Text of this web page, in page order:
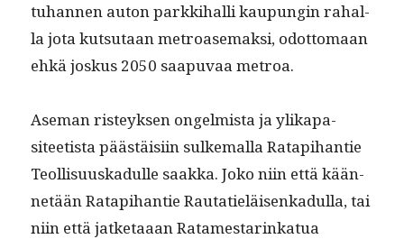
tuhan­nen auton parkki­hal­li kaupun­gin rahal­
la jota kut­su­taan metroase­mak­si, odot­tomaan
ehkä joskus 2050 saa­pu­vaa metroa.
Ase­man risteyk­sen ongelmista ja ylika­p­a­
siteetista päästäisi­in sulke­mal­la Rat­api­hantie
Teol­lisu­uskadulle saak­ka. Joko niin että kään­
netään Rat­api­hantie Rautatieläisenkadul­la, tai
niin että jatke­taaan Ratames­tarinkat­ua